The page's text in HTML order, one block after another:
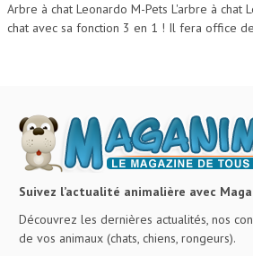
Arbre à chat Leonardo M-Pets L'arbre à chat
chat avec sa fonction 3 en 1 ! Il fera office
Suivez l’actualité animalière avec
Découvrez les dernières actualités, nos
de vos animaux (chats, chiens, rongeurs).